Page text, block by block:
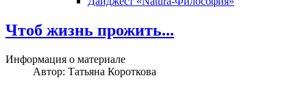
Чтоб жизнь прожить...
Информация о материале
Автор: Татьяна Короткова